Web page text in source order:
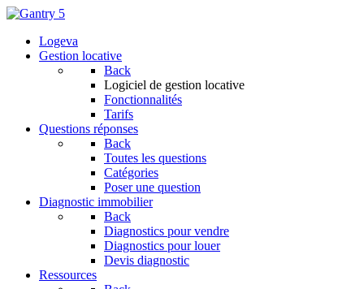
Logeva
Gestion locative
Back
Logiciel de gestion locative
Fonctionnalités
Tarifs
Questions réponses
Back
Toutes les questions
Catégories
Poser une question
Diagnostic immobilier
Back
Diagnostics pour vendre
Diagnostics pour louer
Devis diagnostic
Ressources